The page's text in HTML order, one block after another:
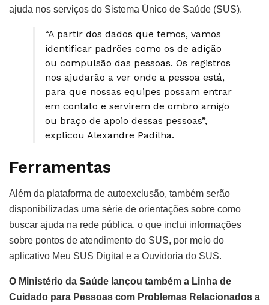
ajuda nos serviços do Sistema Único de Saúde (SUS).
“A partir dos dados que temos, vamos
identificar padrões como os de adição
ou compulsão das pessoas. Os registros
nos ajudarão a ver onde a pessoa está,
para que nossas equipes possam entrar
em contato e servirem de ombro amigo
ou braço de apoio dessas pessoas”,
explicou Alexandre Padilha.
Ferramentas
Além da plataforma de autoexclusão, também serão
disponibilizadas uma série de orientações sobre como
buscar ajuda na rede pública, o que inclui informações
sobre pontos de atendimento do SUS, por meio do
aplicativo Meu SUS Digital e a Ouvidoria do SUS.
O Ministério da Saúde lançou também a Linha de
Cuidado para Pessoas com Problemas Relacionados a